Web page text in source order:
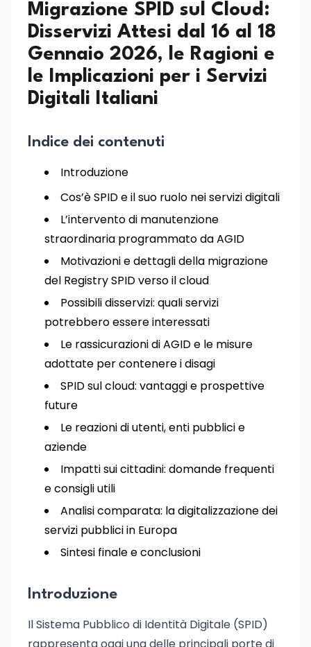
Migrazione SPID sul Cloud:
Disservizi Attesi dal 16 al 18
Gennaio 2026, le Ragioni e
le Implicazioni per i Servizi
Digitali Italiani
Indice dei contenuti
Introduzione
Cos’è SPID e il suo ruolo nei servizi digitali
L’intervento di manutenzione
straordinaria programmato da AGID
Motivazioni e dettagli della migrazione
del Registry SPID verso il cloud
Possibili disservizi: quali servizi
potrebbero essere interessati
Le rassicurazioni di AGID e le misure
adottate per contenere i disagi
SPID sul cloud: vantaggi e prospettive
future
Le reazioni di utenti, enti pubblici e
aziende
Impatti sui cittadini: domande frequenti
e consigli utili
Analisi comparata: la digitalizzazione dei
servizi pubblici in Europa
Sintesi finale e conclusioni
Introduzione
Il Sistema Pubblico di Identità Digitale (SPID)